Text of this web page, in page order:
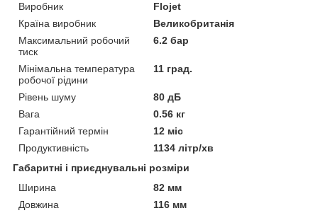
Виробник
Flojet
Країна виробник
Великобританія
Максимальний робочий
тиск
6.2 бар
Мінімальна температура
робочої рідини
11 град.
Рівень шуму
80 дБ
Вага
0.56 кг
Гарантійний термін
12 міс
Продуктивність
1134 літр/хв
Габаритні і приєднувальні розміри
Ширина
82 мм
Довжина
116 мм